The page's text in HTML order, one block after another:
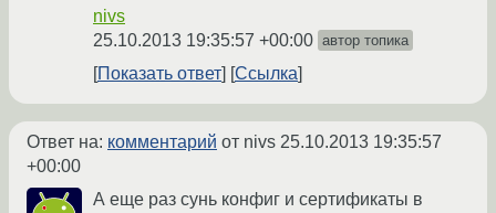
nivs
25.10.2013 19:35:57 +00:00 автор топика
Показать ответ Ссылка
Ответ на: комментарий от nivs 25.10.2013 19:35:57
+00:00
А еще раз сунь конфиг и сертификаты в